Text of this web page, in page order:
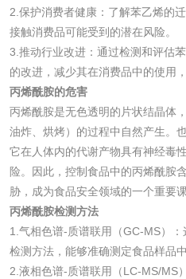
2.保护消费者健康：了解苯乙烯的
接触消费品可能受到的潜在风险。
3.推动行业改进：通过检测和评估
的改进，减少其在消费品中的使用
丙烯酰胺的危害
丙烯酰胺是无色透明的片状结晶体
油炸、烘烤）的过程中自然产生。
它在人体内的代谢产物具有神经毒
险。因此，控制食品中的丙烯酰胺
胁，成为食品安全领域的一个重要课
丙烯酰胺检测方法
1.气相色谱-质谱联用（GC-MS）
检测方法，能够准确测定食品样品
2.液相色谱-质谱联用（LC-MS/MS
消毒产品
成分分析配
防霉检
消毒产品
微生物
化妆品